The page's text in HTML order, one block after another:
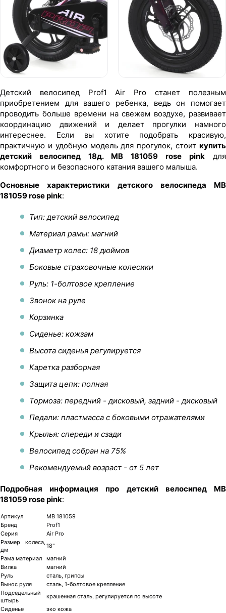
Детский велосипед Prof1 Air Pro станет полезным
приобретением для вашего ребенка, ведь он помогает
проводить больше времени на свежем воздухе, развивает
координацию движений и делает прогулки намного
интереснее. Если вы хотите подобрать красивую,
практичную и удобную модель для прогулок, стоит купить
детский велосипед 18д. MB 181059 rose pink для
комфортного и безопасного катания вашего малыша.
Основные характеристики детского велосипеда MB
181059 rose pink:
Тип: детский велосипед
Материал рамы: магний
Диаметр колес: 18 дюймов
Боковые страховочные колесики
Руль: 1-болтовое крепление
Звонок на руле
Корзинка
Сиденье: кожзам
Высота сиденья регулируется
Каретка разборная
Защита цепи: полная
Тормоза: передний - дисковый, задний - дисковый
Педали: пластмасса с боковыми отражателями
Крылья: спереди и сзади
Велосипед собран на 75%
Рекомендуемый возраст - от 5 лет
Подробная информация про детский велосипед MB
181059 rose pink:
Артикул
MB 181059
Бренд
Prof1
Серия
Air Pro
Размер колеса,
дм
18"
Рама материал
магний
Вилка
магний
Руль
сталь, грипсы
Вынос руля
сталь, 1-болтовое крепление
Подседельный
штырь
крашенная сталь, регулируется по высоте
Сиденье
эко кожа